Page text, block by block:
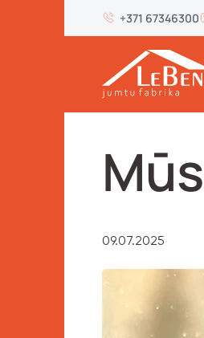
+371 67346300
09.07.2025